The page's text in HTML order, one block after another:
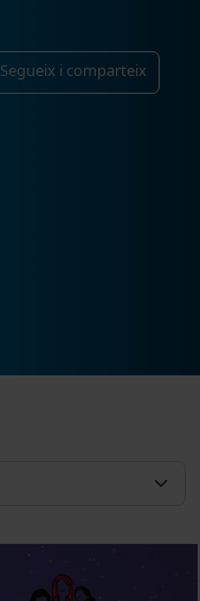
Segueix i comparteix